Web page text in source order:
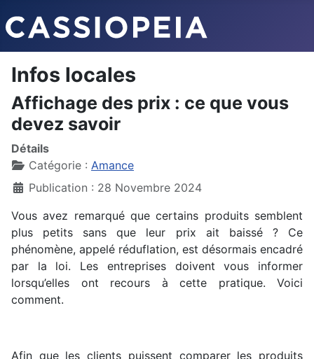
Infos locales
Affichage des prix : ce que vous
devez savoir
Détails
Catégorie : Amance
Publication : 28 Novembre 2024
Vous avez remarqué que certains produits semblent
plus petits sans que leur prix ait baissé ? Ce
phénomène, appelé réduflation, est désormais encadré
par la loi. Les entreprises doivent vous informer
lorsqu’elles ont recours à cette pratique. Voici
comment.
Afin que les clients puissent comparer les produits